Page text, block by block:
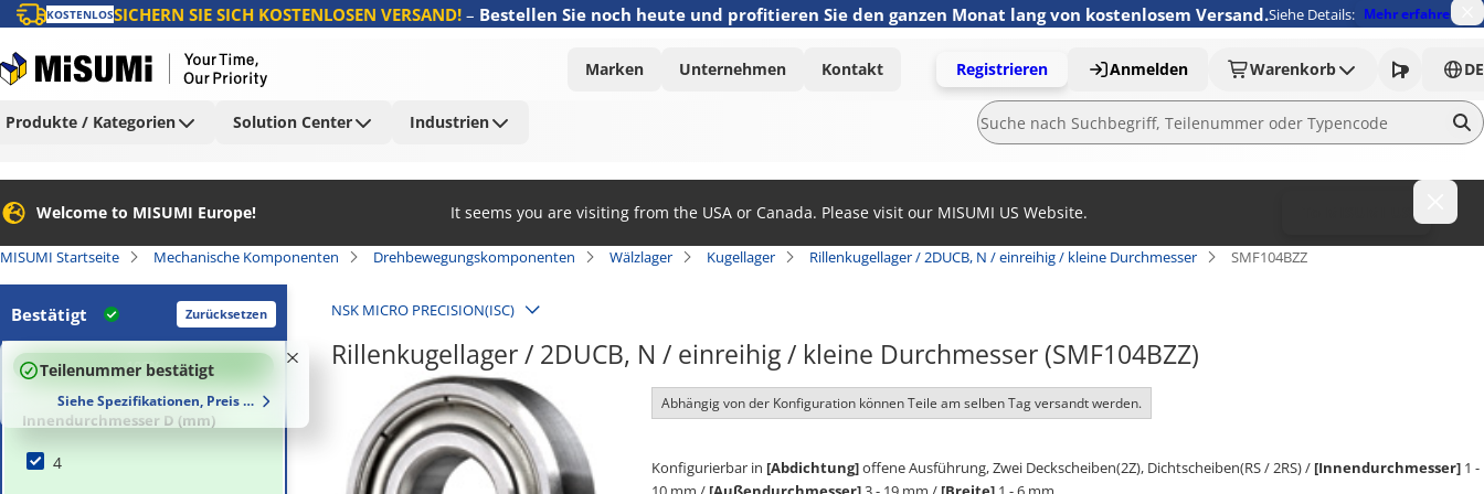
KOSTENLOSSICHERN SIE SICH KOSTENLOSEN VERSAND!– Bestellen Sie noch heute und profitieren Sie den ganzen Monat lang von kostenlosem Versand.Siehe Details: Mehr erfahren
Marken Unternehmen Kontakt Registrieren Anmelden Warenkorb DE
Produkte / Kategorien Solution Center Industrien
Welcome to MISUMI Europe! It seems you are visiting from the USA or Canada. Please visit our MISUMI US Website.
MISUMI Startseite Mechanische Komponenten Drehbewegungskomponenten Wälzlager Kugellager Rillenkugellager / 2DUCB, N / einreihig / kleine Durchmesser SMF104BZZ
Bestätigt Zurücksetzen
100%
Teilenummer bestätigt
Siehe Spezifikationen, Preis und Lieferzeiten
Innendurchmesser D (mm)
4
NSK MICRO PRECISION(ISC)
Rillenkugellager / 2DUCB, N / einreihig / kleine Durchmesser (SMF104BZZ)
Abhängig von der Konfiguration können Teile am selben Tag versandt werden.
Konfigurierbar in [Abdichtung]offene Ausführung, Zwei Deckscheiben(2Z), Dichtscheiben(RS / 2RS) / [Innendurchmesser] 1 -